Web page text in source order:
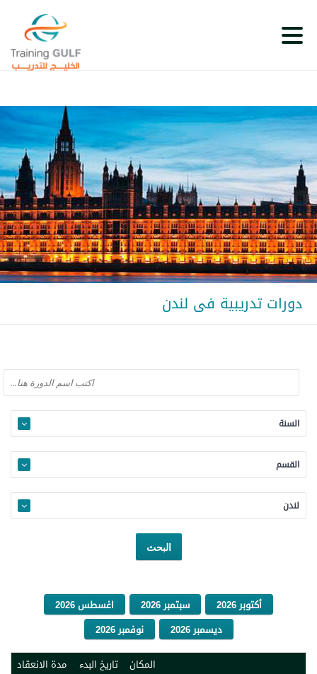
دورات تدريبية فى لندن
السنة
القسم
لندن
اغسطس 2026 سبتمبر 2026
أكتوبر 2026
نوفمبر 2026
ديسمبر 2026
المكان
تاريخ البدء
مدة الانعقاد